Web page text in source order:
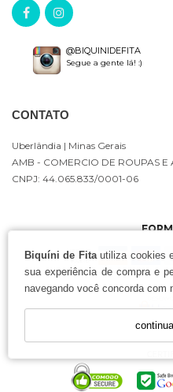
Biquíni de Fitautiliza cookies
sua experiência de compra e
navegando você concorda com
@BIQUINIDEFITA
Segue a gente lá! :)
CONTATO
Uberlândia | Minas Gerais
AMB - COMERCIO DE ROUPAS E
CNPJ: 44.065.833/0001-06